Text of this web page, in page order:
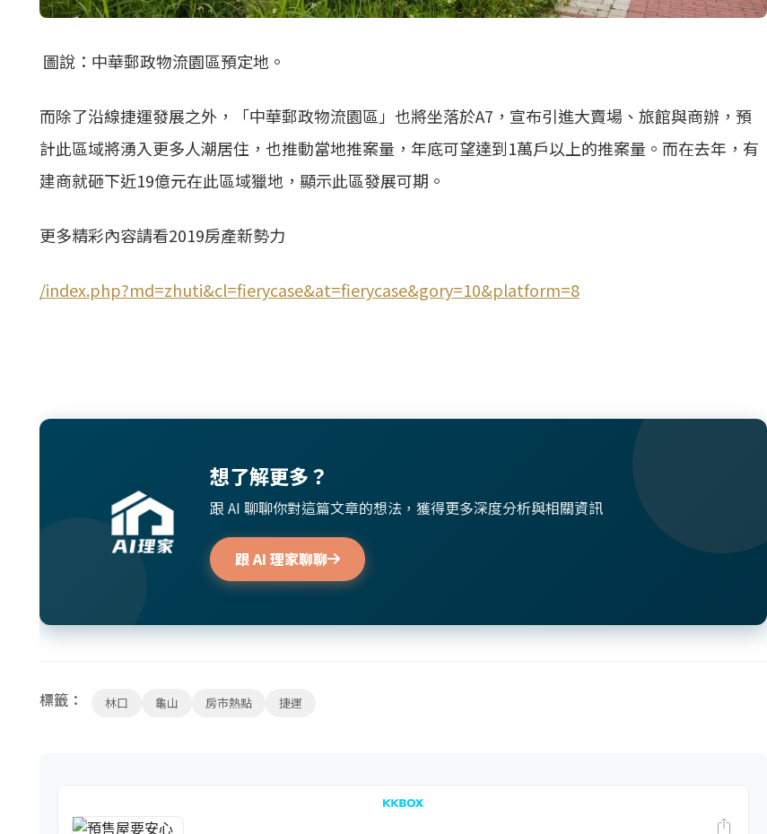
圖說：中華郵政物流園區預定地。
而除了沿線捷運發展之外，「中華郵政物流園區」也將坐落於A7，宣布引進大賣場、旅館與商辦，預
計此區域將湧入更多人潮居住，也推動當地推案量，年底可望達到1萬戶以上的推案量。而在去年，有
建商就砸下近19億元在此區域獵地，顯示此區發展可期。
更多精彩內容請看2019房產新勢力
/index.php?md=zhuti&cl=fierycase&at=fierycase&gory=10&platform=8
想了解更多？
跟 AI 聊聊你對這篇文章的想法，獲得更多深度分析與相關資訊
跟 AI 理家聊聊
標籤： 林口 龜山 房市熱點 捷運